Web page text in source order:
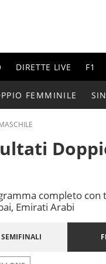
DIRETTE LIVE F1
FEMMINILE
completo con
Emirati Arabi
SEMIFINALI